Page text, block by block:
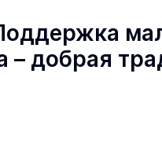
– добрая